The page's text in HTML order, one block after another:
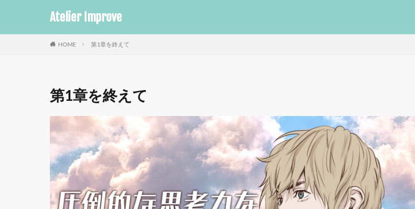
Atelier Improve
HOME 第1章を終えて
第1章を終えて